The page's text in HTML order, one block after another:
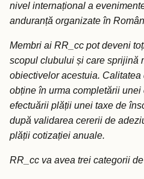
nivel internațional a
anduranță organizate în
Membri ai RR_cc pot deveni
scopul clubului și care sprijină
obiectivelor acestuia.
obține în urma completării unei
efectuării plății unei taxe de
după validarea cererii de
plății cotizației anuale.
RR_cc va avea trei categorii